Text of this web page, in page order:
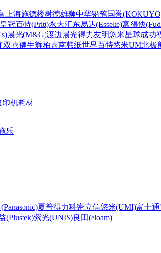
上海施德楼树德雄狮中华铅笔国誉
冠百特(Pritt)永大汇东易达(Esselte)富得快
晨光(M&G)渡边 晨光得力友明悠米星球成功
双喜健生辉柏嘉南韩纸世界百特悠米UM北极
印机耗材
乐
夏普得力科密立信悠米(UMI)富士通
(Plustek)紫光(UNIS)良田(eloam)